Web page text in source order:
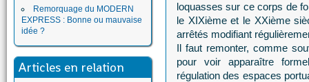
Remorquage du MODERN
EXPRESS : Bonne ou mauvaise
idée ?
Articles en relation
loquasses sur ce corps de
le XIXième et le XXième
arrêtés modifiant
Il faut remonter, comme
pour voir apparaître
régulation des espaces